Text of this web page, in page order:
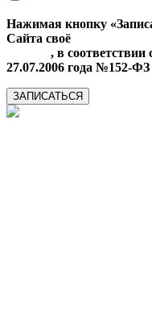
Нажимая кнопку
Сайта своё
, в
27.07.2006 года №152-
ЗАПИСАТЬСЯ